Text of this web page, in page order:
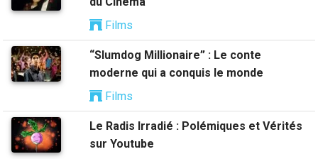
Films
“Slumdog Millionaire” : Le conte
moderne qui a conquis le monde
Films
Le Radis Irradié : Polémiques et Vérités
sur Youtube